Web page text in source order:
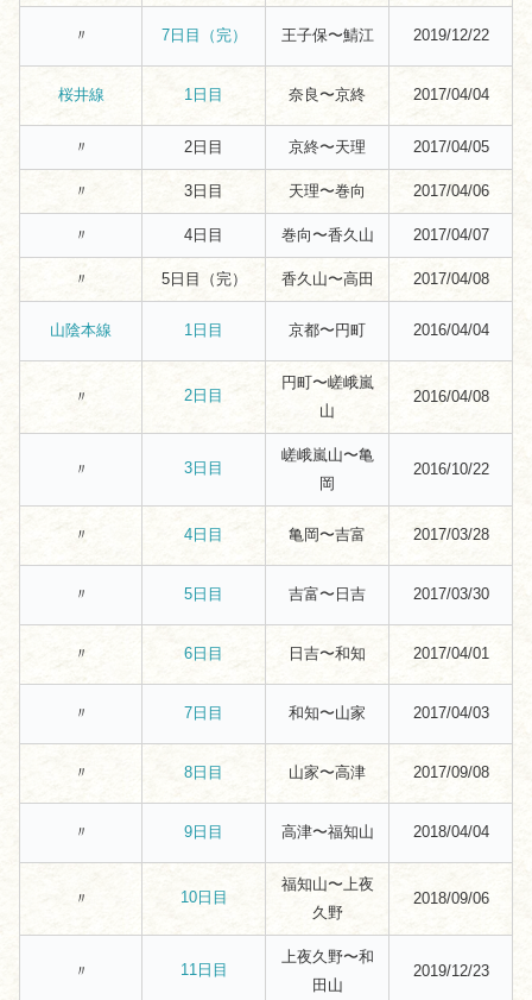
〃 7日目（完） 王子保〜鯖江 2019/12/22
桜井線 1日目 奈良〜京終 2017/04/04
〃 2日目 京終〜天理 2017/04/05
〃 3日目 天理〜巻向 2017/04/06
〃 4日目 巻向〜香久山 2017/04/07
〃 5日目（完） 香久山〜高田 2017/04/08
山陰本線 1日目 京都〜円町 2016/04/04
〃 2日目
円町〜嵯峨嵐
山
2016/04/08
〃 3日目
嵯峨嵐山〜亀
岡
2016/10/22
〃 4日目 亀岡〜吉富 2017/03/28
〃 5日目 吉富〜日吉 2017/03/30
〃 6日目 日吉〜和知 2017/04/01
〃 7日目 和知〜山家 2017/04/03
〃 8日目 山家〜高津 2017/09/08
〃 9日目 高津〜福知山 2018/04/04
〃 10日目
福知山〜上夜
久野
2018/09/06
〃 11日目
上夜久野〜和
田山
2019/12/23